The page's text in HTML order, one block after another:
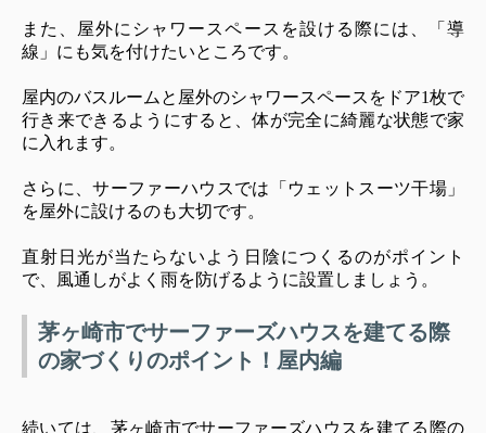
また、屋外にシャワースペースを設ける際には、「導
線」にも気を付けたいところです。
屋内のバスルームと屋外のシャワースペースをドア1枚で
行き来できるようにすると、体が完全に綺麗な状態で家
に入れます。
さらに、サーファーハウスでは「ウェットスーツ干場」
を屋外に設けるのも大切です。
直射日光が当たらないよう日陰につくるのがポイント
で、風通しがよく雨を防げるように設置しましょう。
茅ヶ崎市でサーファーズハウスを建てる際
の家づくりのポイント！屋内編
続いては、茅ヶ崎市でサーファーズハウスを建てる際の